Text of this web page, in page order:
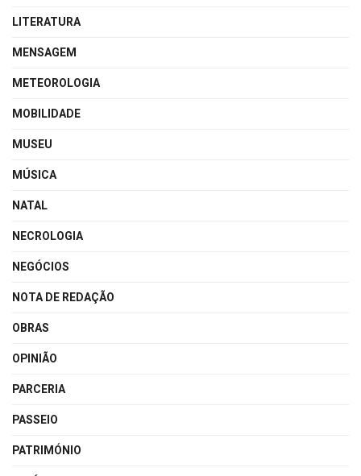
LITERATURA
MENSAGEM
METEOROLOGIA
MOBILIDADE
MUSEU
MÚSICA
NATAL
NECROLOGIA
NEGÓCIOS
NOTA DE REDAÇÃO
OBRAS
OPINIÃO
PARCERIA
PASSEIO
PATRIMÓNIO